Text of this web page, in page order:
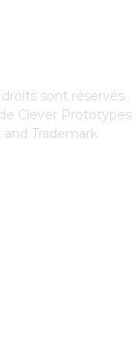
sont réservés.
Clever Prototypes
Trademark